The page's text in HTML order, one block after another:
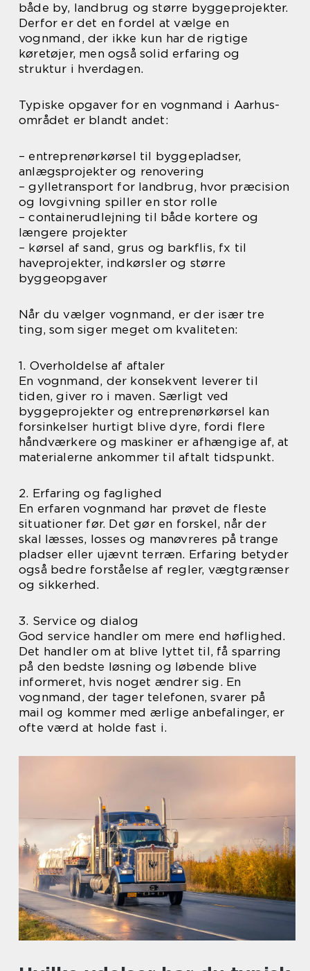
både by, landbrug og større byggeprojekter.
Derfor er det en fordel at vælge en
vognmand, der ikke kun har de rigtige
køretøjer, men også solid erfaring og
struktur i hverdagen.
Typiske opgaver for en vognmand i Aarhus-
området er blandt andet:
– entreprenørkørsel til byggepladser,
anlægsprojekter og renovering
– gylletransport for landbrug, hvor præcision
og lovgivning spiller en stor rolle
– containerudlejning til både kortere og
længere projekter
– kørsel af sand, grus og barkflis, fx til
haveprojekter, indkørsler og større
byggeopgaver
Når du vælger vognmand, er der især tre
ting, som siger meget om kvaliteten:
1. Overholdelse af aftaler
En vognmand, der konsekvent leverer til
tiden, giver ro i maven. Særligt ved
byggeprojekter og entreprenørkørsel kan
forsinkelser hurtigt blive dyre, fordi flere
håndværkere og maskiner er afhængige af, at
materialerne ankommer til aftalt tidspunkt.
2. Erfaring og faglighed
En erfaren vognmand har prøvet de fleste
situationer før. Det gør en forskel, når der
skal læsses, losses og manøvreres på trange
pladser eller ujævnt terræn. Erfaring betyder
også bedre forståelse af regler, vægtgrænser
og sikkerhed.
3. Service og dialog
God service handler om mere end høflighed.
Det handler om at blive lyttet til, få sparring
på den bedste løsning og løbende blive
informeret, hvis noget ændrer sig. En
vognmand, der tager telefonen, svarer på
mail og kommer med ærlige anbefalinger, er
ofte værd at holde fast i.